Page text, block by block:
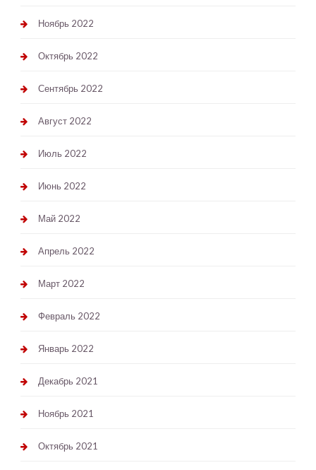
Ноябрь 2022
Октябрь 2022
Сентябрь 2022
Август 2022
Июль 2022
Июнь 2022
Май 2022
Апрель 2022
Март 2022
Февраль 2022
Январь 2022
Декабрь 2021
Ноябрь 2021
Октябрь 2021